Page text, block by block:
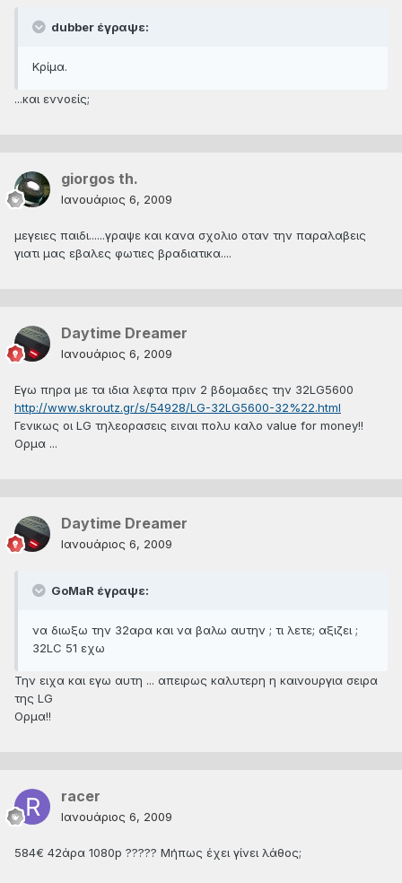
dubber έγραψε:
Κρίμα.
...και εννοείς;
giorgos th.
Ιανουάριος 6, 2009
μεγειες παιδι......γραψε και κανα σχολιο οταν την παραλαβεις
γιατι μας εβαλες φωτιες βραδιατικα....
Daytime Dreamer
Ιανουάριος 6, 2009
Εγω πηρα με τα ιδια λεφτα πριν 2 βδομαδες την 32LG5600
http://www.skroutz.gr/s/54928/LG-32LG5600-32%22.html
Γενικως οι LG τηλεορασεις ειναι πολυ καλο value for money!!
Ορμα ...
Daytime Dreamer
Ιανουάριος 6, 2009
GoMaR έγραψε:
να διωξω την 32αρα και να βαλω αυτην ; τι λετε; αξιζει ;
32LC 51 εχω
Την ειχα και εγω αυτη ... απειρως καλυτερη η καινουργια σειρα
της LG
Ορμα!!
racer
Ιανουάριος 6, 2009
584€ 42άρα 1080p ????? Μήπως έχει γίνει λάθος;